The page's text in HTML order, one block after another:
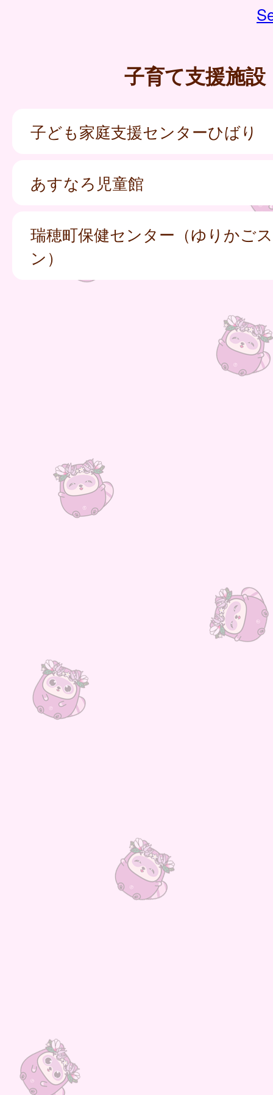
子育て支援施設
子ども家庭支援センターひばり
あすなろ児童館
瑞穂町保健センター（ゆりかご
ン）